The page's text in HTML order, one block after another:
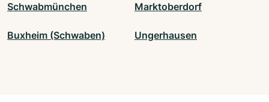
Schwabmünchen Marktoberdorf
Buxheim (Schwaben) Ungerhausen